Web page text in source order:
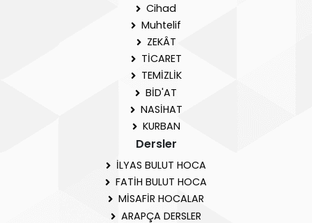
Cihad
Muhtelif
ZEKÂT
TİCARET
TEMİZLİK
BİD'AT
NASİHAT
KURBAN
Dersler
İLYAS BULUT HOCA
FATİH BULUT HOCA
MİSAFİR HOCALAR
ARAPÇA DERSLER